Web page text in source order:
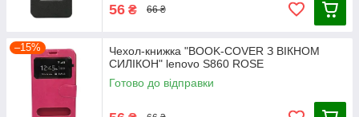
56 ₴ 66 ₴
–15%
Чехол-книжка "BOOK-COVER З ВІКНОМ
СИЛІКОН" lenovo S860 ROSE
Готово до відправки